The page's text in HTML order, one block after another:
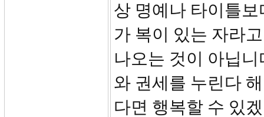
상 명예나 타이틀
가 복이 있는 자라
나오는 것이 아닙
와 권세를 누린다
다면 행복할 수 있